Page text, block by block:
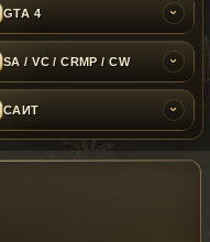
GTA 4 ›
SA / VC / CRMP / CW ›
САЙТ ›